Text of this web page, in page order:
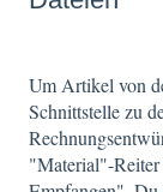
Um Artikel von
Schnittstelle zu
"Material"-